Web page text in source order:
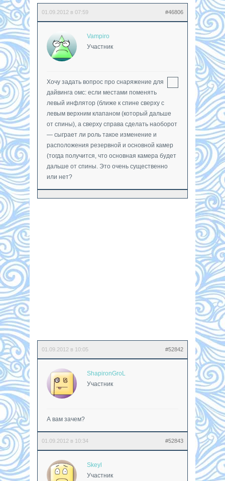
01.09.2012 в 07:59 #46806
Vampiro
Участник
Хочу задать вопрос про снаряжение для
дайвинга омс: если местами поменять
левый инфлятор (ближе к спине сверху с
левым верхним клапаном (который дальше
от спины), а сверху справа сделать наоборот
— сыграет ли роль такое изменение и
расположения резервной и основной камер
(тогда получится, что основная камера будет
дальше от спины. Это очень существенно
или нет?
01.09.2012 в 10:05 #52842
ShapironGroL
Участник
А вам зачем?
01.09.2012 в 10:34 #52843
Skeyl
Участник